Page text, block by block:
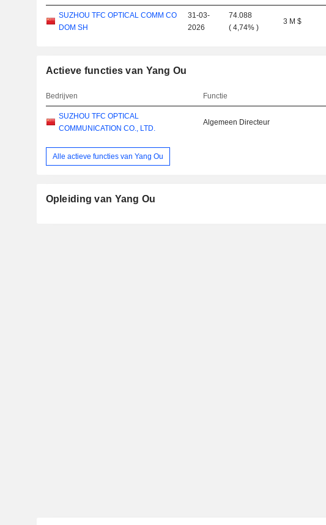
SUZHOU TFC OPTICAL COMM CO
DOM SH
31-03-
2026
74.088
(4,74% )
3 M $
Actieve functies van Yang Ou
Bedrijven Functie
SUZHOU TFC OPTICAL
COMMUNICATION CO., LTD.
Algemeen Directeur
Alle actieve functies van Yang Ou
Opleiding van Yang Ou